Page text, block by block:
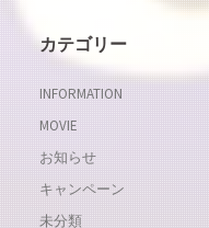
カテゴリー
INFORMATION
MOVIE
お知らせ
キャンペーン
未分類